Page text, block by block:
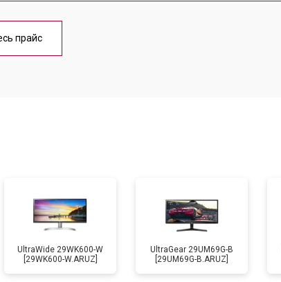
от 80 мин
прайс
UltraWide 29WK600-W
[29WK600-W.ARUZ]
UltraGear 29UM69G-B
[29UM69G-B.ARUZ]